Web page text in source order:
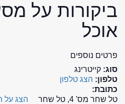
ביקורות על
אוכל
פרטים נוספים
סוג: קייטרינג
טלפון: הצג טלפון
כתובת:
טל שחר מס' 4, טל שחר
הצג על